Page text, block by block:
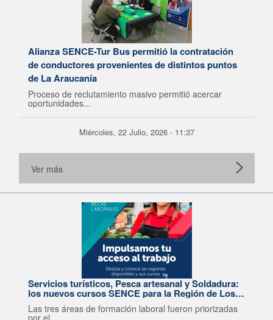
Alianza SENCE-Tur Bus permitió la contratación
de conductores provenientes de distintos puntos
de La Araucanía
Proceso de reclutamiento masivo permitió acercar
oportunidades...
Miércoles, 22 Julio, 2026 - 11:37
Ver más
Servicios turísticos, Pesca artesanal y Soldadura:
los nuevos cursos SENCE para la Región de Los
Lagos
Las tres áreas de formación laboral fueron priorizadas
por el...